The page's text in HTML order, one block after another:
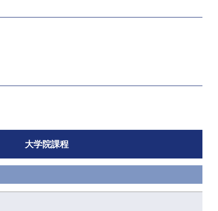
大学院課程